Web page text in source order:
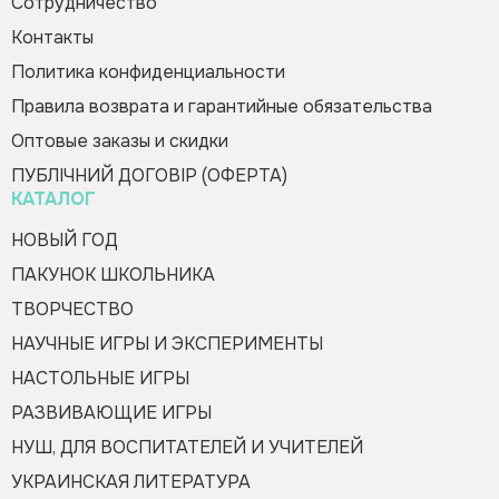
Оформить заказ
Контакты
Политика конфиденциальности
Правила возврата и гарантийные обязательства
Оптовые заказы и скидки
ПУБЛІЧНИЙ ДОГОВІР (ОФЕРТА)
КАТАЛОГ
НОВЫЙ ГОД
ПАКУНОК ШКОЛЬНИКА
ТВОРЧЕСТВО
НАУЧНЫЕ ИГРЫ И ЭКСПЕРИМЕНТЫ
НАСТОЛЬНЫЕ ИГРЫ
РАЗВИВАЮЩИЕ ИГРЫ
НУШ, ДЛЯ ВОСПИТАТЕЛЕЙ И УЧИТЕЛЕЙ
УКРАИНСКАЯ ЛИТЕРАТУРА